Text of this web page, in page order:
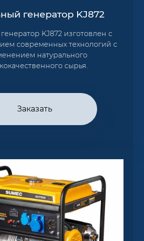
генератор KJ872
KJ872 изготовлен с
современных технологий с
натурального
сырья.
Заказать